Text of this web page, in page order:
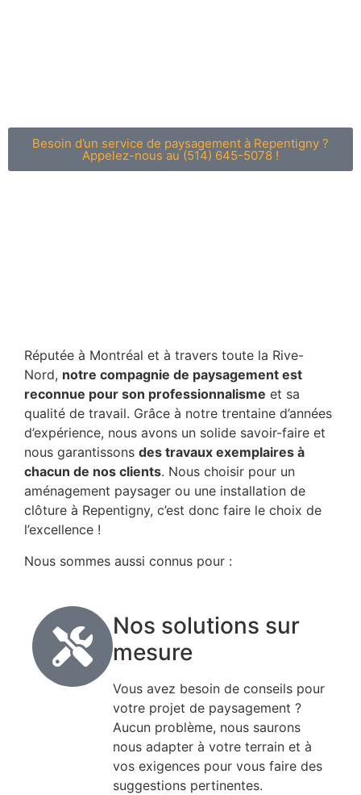
Besoin d’un service de paysagement à Repentigny ?
Appelez-nous au (514) 645-5078 !
Réputée à Montréal et à travers toute la Rive-
Nord, notre compagnie de paysagement est
reconnue pour son professionnalisme et sa
qualité de travail. Grâce à notre trentaine d’années
d’expérience, nous avons un solide savoir-faire et
nous garantissons des travaux exemplaires à
chacun de nos clients. Nous choisir pour un
aménagement paysager ou une installation de
clôture à Repentigny, c’est donc faire le choix de
l’excellence !
Nous sommes aussi connus pour :
Nos solutions sur
mesure
Vous avez besoin de conseils pour
votre projet de paysagement ?
Aucun problème, nous saurons
nous adapter à votre terrain et à
vos exigences pour vous faire des
suggestions pertinentes.